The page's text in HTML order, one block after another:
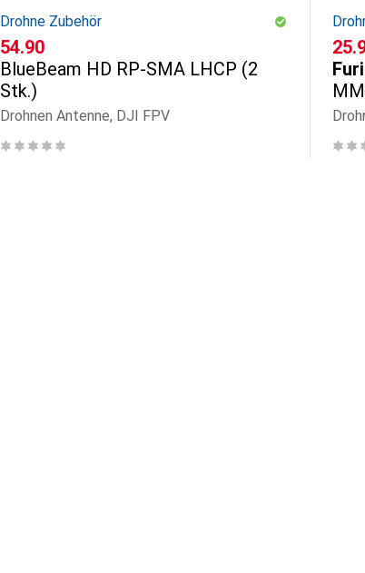
Drohne Zubehör
CHF
54.90
BlueBeam HD RP-SMA LHCP (2
Stk.)
Drohnen Antenne, DJI FPV